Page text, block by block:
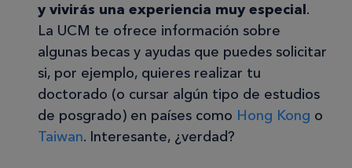
y vivirás una experiencia muy especial.
La UCM te ofrece información sobre
algunas becas y ayudas que puedes solicitar
si, por ejemplo, quieres realizar tu
doctorado (o cursar algún tipo de estudios
de posgrado) en países como Hong Kong o
Taiwan. Interesante, ¿verdad?